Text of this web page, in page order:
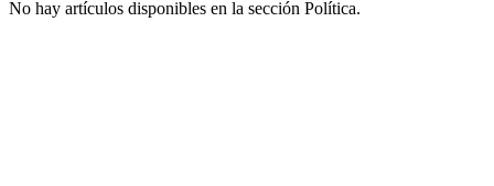
No hay artículos disponibles en la sección Política.